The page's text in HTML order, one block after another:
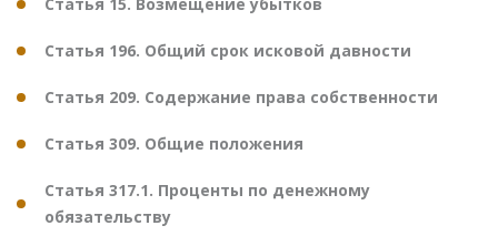
Статья 196. Общий срок исковой давности
Статья 209. Содержание права собственности
Статья 309. Общие положения
Статья 317.1. Проценты по денежному
обязательству